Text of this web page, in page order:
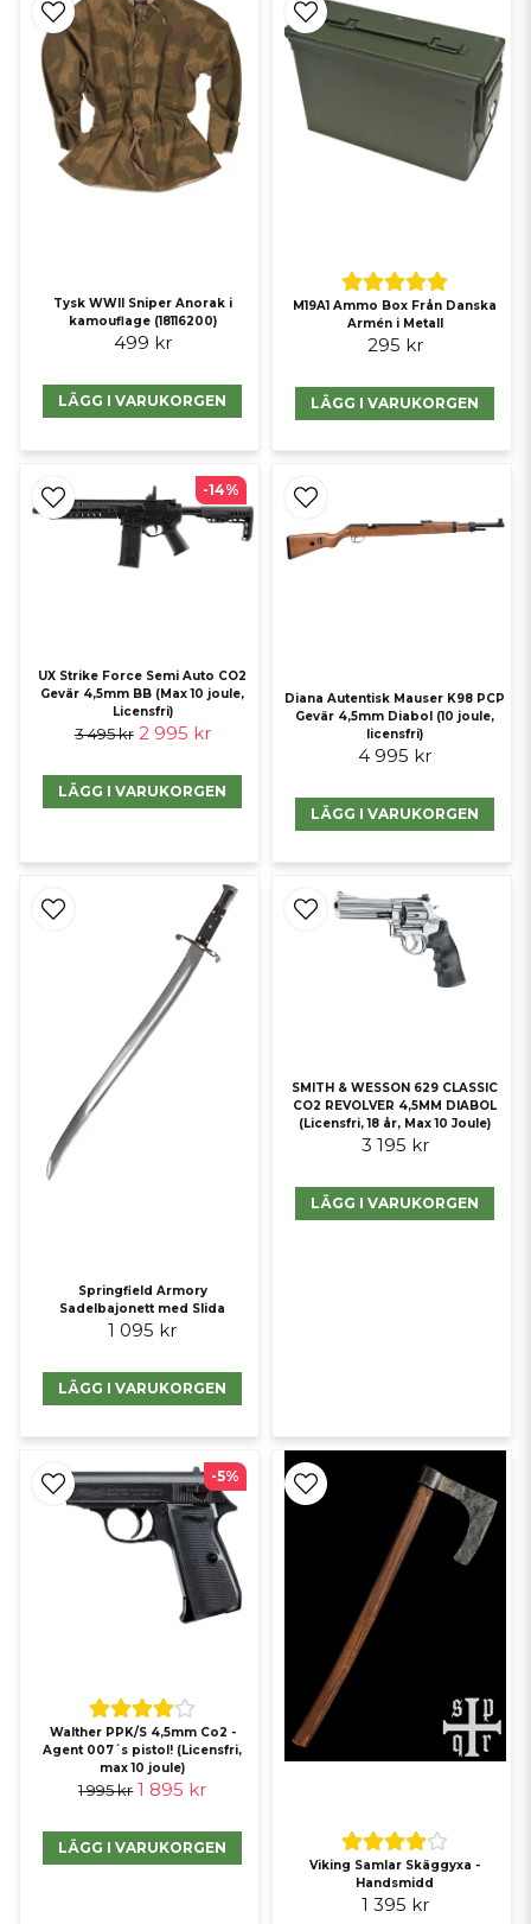
Tysk WWII Sniper Anorak i
kamouflage (18116200)
499 kr
LÄGG I VARUKORGEN
M19A1 Ammo Box Från Danska
Armén i Metall
295 kr
LÄGG I VARUKORGEN
UX Strike Force Semi Auto CO2
Gevär 4,5mm BB (Max 10 joule,
Licensfri)
3 495 kr 2 995 kr
LÄGG I VARUKORGEN
-14%
Diana Autentisk Mauser K98 PCP
Gevär 4,5mm Diabol (10 joule,
licensfri)
4 995 kr
LÄGG I VARUKORGEN
Springfield Armory
Sadelbajonett med Slida
1 095 kr
LÄGG I VARUKORGEN
SMITH & WESSON 629 CLASSIC
CO2 REVOLVER 4,5MM DIABOL
(Licensfri, 18 år, Max 10 Joule)
3 195 kr
LÄGG I VARUKORGEN
Walther PPK/S 4,5mm Co2 -
Agent 007´s pistol! (Licensfri,
max 10 joule)
1 995 kr 1 895 kr
LÄGG I VARUKORGEN
-5%
Viking Samlar Skäggyxa -
Handsmidd
1 395 kr